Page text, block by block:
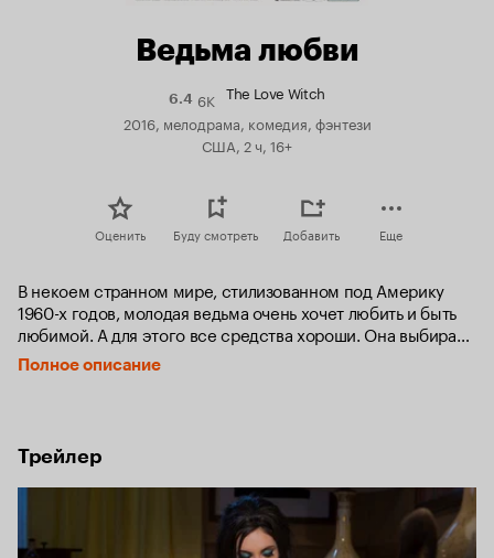
Ведьма любви
6.4Рейтинг
6.4
6K The Love Witch
2016, мелодрама, комедия, фэнтези
США, 2 ч, 16+
Оценить Буду смотреть Добавить Еще
В некоем странном мире, стилизованном под Америку
1960-х годов, молодая ведьма очень хочет любить и быть
любимой. А для этого все средства хороши. Она выбирает
самых отборных самцов и использует всё свои заговоры
и женские штучки, чтобы приворожить очередного
и умирают.
Полное описание
Трейлер